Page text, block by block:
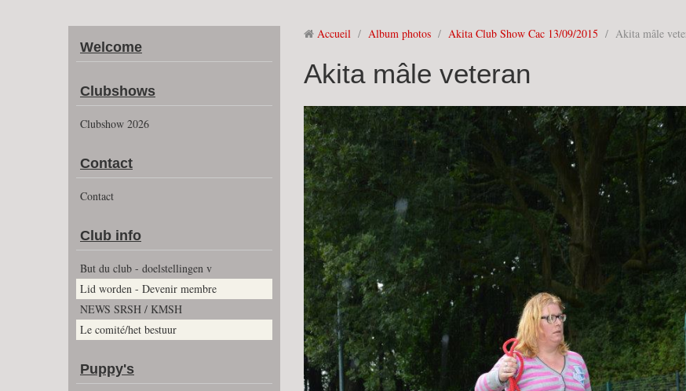
Welcome
Clubshows
Clubshow 2026
Contact
Contact
Club info
But du club - doelstellingen v
Lid worden - Devenir membre
NEWS SRSH / KMSH
Le comité/het bestuur
Puppy's
Accueil / Album photos / Akita Club Show Cac 13/09/2015 / Akita mâle
Akita mâle veteran